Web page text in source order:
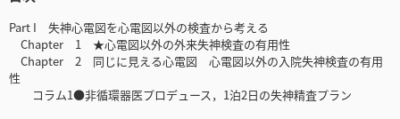
Part I 失神心電図を心電図以外の検査から考える
Chapter 1 ★心電図以外の外来失神検査の有用性
Chapter 2 同じに見える心電図 心電図以外の入院失神検査の有用
性
コラム1●非循環器医プロデュース，1泊2日の失神精査プラン